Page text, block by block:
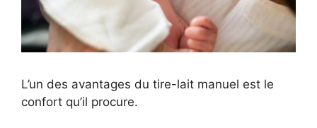
L’un des avantages du tire-lait manuel est le
confort qu’il procure.